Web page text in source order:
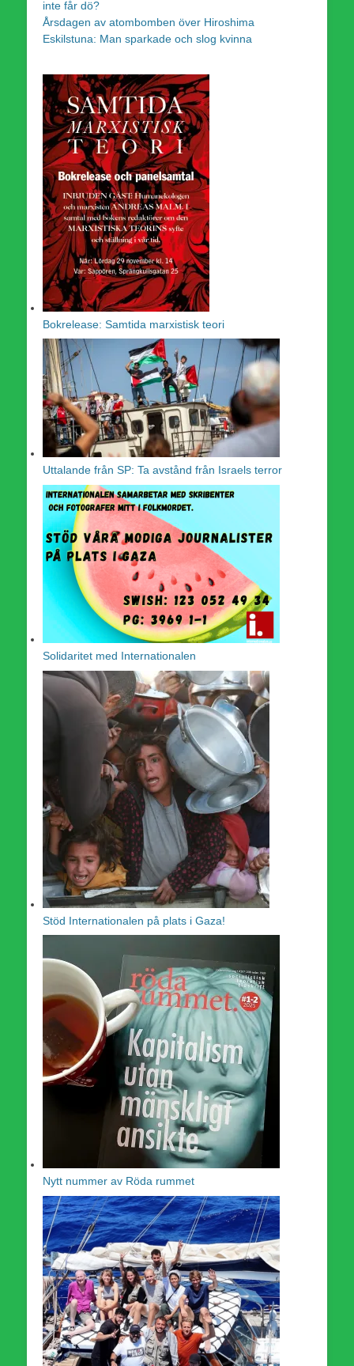
inte får dö?
Årsdagen av atombomben över Hiroshima
Eskilstuna: Man sparkade och slog kvinna
Bokrelease: Samtida marxistisk teori
Uttalande från SP: Ta avstånd från Israels terror
Solidaritet med Internationalen
Stöd Internationalen på plats i Gaza!
Nytt nummer av Röda rummet